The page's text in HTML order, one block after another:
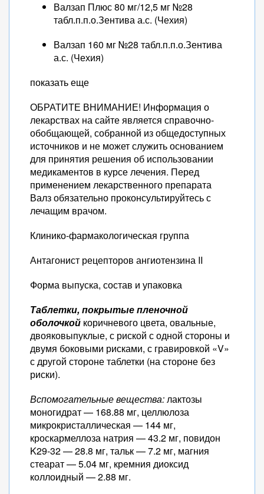
Валзап Плюс 80 мг/12,5 мг №28
табл.п.п.о.Зентива а.с. (Чехия)
Валзап 160 мг №28 табл.п.п.о.Зентива
а.с. (Чехия)
показать еще
ОБРАТИТЕ ВНИМАНИЕ! Информация о
лекарствах на сайте является справочно-
обобщающей, собранной из общедоступных
источников и не может служить основанием
для принятия решения об использовании
медикаментов в курсе лечения. Перед
применением лекарственного препарата
Валз обязательно проконсультируйтесь с
лечащим врачом.
Клинико-фармакологическая группа
Антагонист рецепторов ангиотензина II
Форма выпуска, состав и упаковка
Таблетки, покрытые пленочной
оболочкой коричневого цвета, овальные,
двояковыпуклые, с риской с одной стороны и
двумя боковыми рисками, с гравировкой «V»
с другой стороне таблетки (на стороне без
риски).
Вспомогательные вещества:лактозы
моногидрат — 168.88 мг, целлюлоза
микрокристаллическая — 144 мг,
кроскармеллоза натрия — 43.2 мг, повидон
K29-32 — 28.8 мг, тальк — 7.2 мг, магния
стеарат — 5.04 мг, кремния диоксид
коллоидный — 2.88 мг.